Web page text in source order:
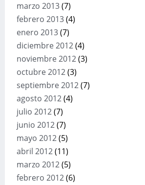
marzo 2013(7)
febrero 2013(4)
enero 2013(7)
diciembre 2012(4)
noviembre 2012(3)
octubre 2012(3)
septiembre 2012(7)
agosto 2012(4)
julio 2012(7)
junio 2012(7)
mayo 2012(5)
abril 2012(11)
marzo 2012(5)
febrero 2012(6)